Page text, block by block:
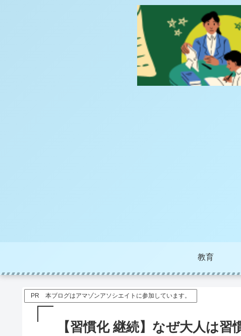
教育
PR 本ブログはアマゾンアソシエイトに参加しています。
【習慣化 継続】なぜ大人は